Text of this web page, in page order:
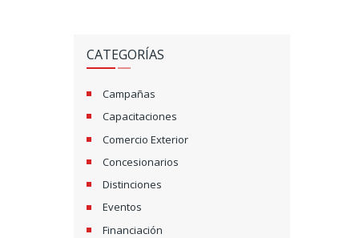
CATEGORÍAS
Campañas
Capacitaciones
Comercio Exterior
Concesionarios
Distinciones
Eventos
Financiación